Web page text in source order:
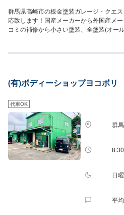
群馬県高崎市の板金塗装ガレージ・クエ
応致します！国産メーカーから外国産メ
コミの補修から小さい塗装、全塗装(オー
ない・・・という方も多くいらっしゃっ
(有)ボディーショップヨコボリ
代車OK
群
日
平